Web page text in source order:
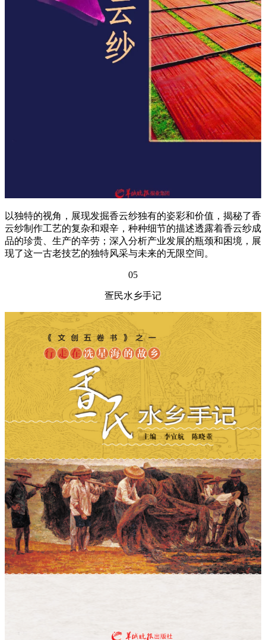
以独特的视角，展现发掘香云纱独有的姿彩和价值，揭秘了香
云纱制作工艺的复杂和艰辛，种种细节的描述透露着香云纱成
品的珍贵、生产的辛劳；深入分析产业发展的瓶颈和困境，展
现了这一古老技艺的独特风采与未来的无限空间。
05
疍民水乡手记